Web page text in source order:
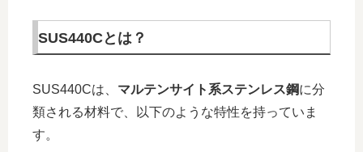
SUS440Cとは？
SUS440Cは、 マルテンサイト系ステンレス鋼に分
類される材料で、以下のような特性を持っていま
す。